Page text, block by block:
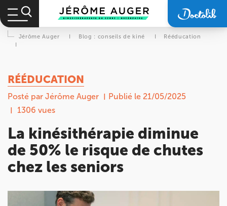
Jérôme Auger I Blog : conseils de kiné I
Rééducation
I
RÉÉDUCATION
Posté par Jérôme Auger
Publié le 21/05/2025
1306 vues
La kinésithérapie diminue
de 50% le risque de chutes
chez les seniors